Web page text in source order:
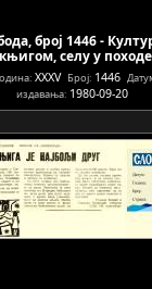
број 1446 -
књигом, селу у походе
XXXV Број: 1446
издавања: 1980-09-20